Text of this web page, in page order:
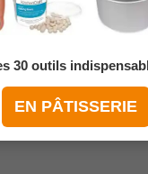
fouettez ensemble
ensuite la fécule de
bien, puis délayez
30 outils
EN PÂTISSERIE